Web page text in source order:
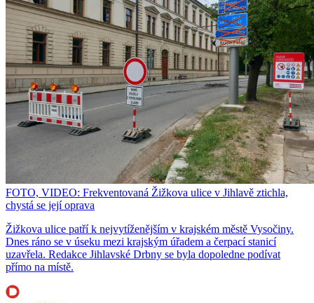
FOTO, VIDEO: Frekventovaná Žižkova ulice v Jihlavě ztichla,
chystá se její oprava
Žižkova ulice patří k nejvytíženějším v krajském městě Vysočiny.
Dnes ráno se v úseku mezi krajským úřadem a čerpací stanicí
uzavřela. Redakce Jihlavské Drbny se byla dopoledne podívat
přímo na místě.